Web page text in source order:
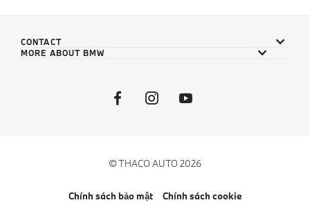
CONTACT
MORE ABOUT BMW
© THACO AUTO 2026
Chính sách bảo mật Chính sách cookie